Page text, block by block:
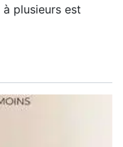
plusieurs est